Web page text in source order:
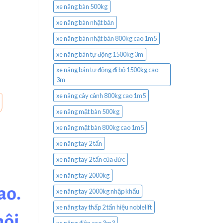
xe nâng bàn 500kg
xe nâng bàn nhật bản
xe nâng bàn nhật bản 800kg cao 1m5
xe nâng bán tự động 1500kg 3m
xe nâng bán tự động đi bộ 1500kg cao
3m
xe nâng cây cảnh 800kg cao 1m5
xe nâng mặt bàn 500kg
xe nâng mặt bàn 800kg cao 1m5
xe nâng tay 2 tấn
xe nâng tay 2 tấn của đức
xe nâng tay 2000kg
xe nâng tay 2000kg nhập khẩu
xe nâng tay thấp 2 tấn hiệu noblelift